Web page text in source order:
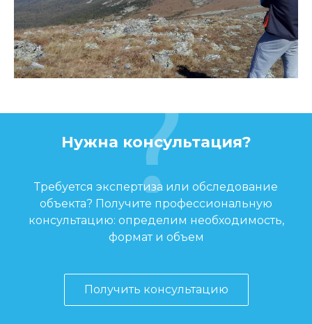
Нужна консультация?
Требуется экспертиза или обследование
объекта? Получите профессиональную
консультацию: определим необходимость,
формат и объем
Получить консультацию